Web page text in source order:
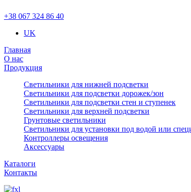
+38 067 324 86 40
UK
Главная
О нас
Продукция
Светильники для нижней подсветки
Светильники для подсветки дорожек/зон
Светильники для подсветки стен и ступенек
Светильники для верхней подсветки
Грунтовые светильники
Светильники для установки под водой или
Контроллеры освещения
Аксессуары
Каталоги
Контакты